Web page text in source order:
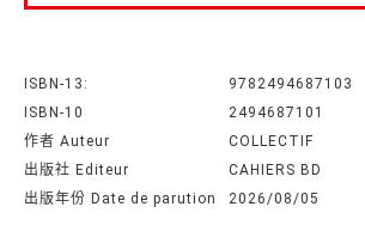
ISBN-13:
9782494687103
ISBN-10
2494687101
作者 Auteur
COLLECTIF
出版社 Editeur
CAHIERS BD
出版年份 Date de parution
2026/08/05